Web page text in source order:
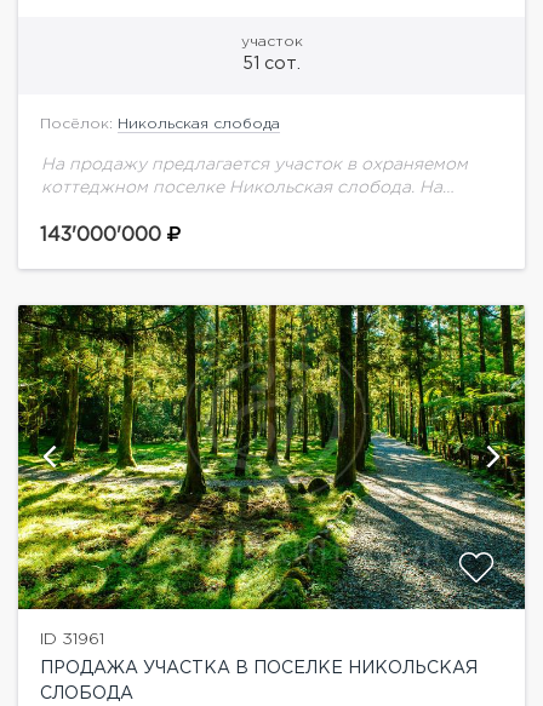
участок
51 сот.
Посёлок: Никольская слобода
На продажу предлагается участок в охраняемом
коттеджном поселке Никольская слобода. На
полевой.
143'000'000
ID 31961
ПРОДАЖА УЧАСТКА В ПОСЕЛКЕ НИКОЛЬСКАЯ
СЛОБОДА